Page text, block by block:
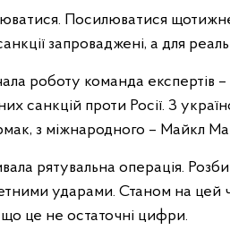
Посилюватися
запроваджені, а для
роботу команда експертів
санкцій проти Росії. З
з міжнародного – Майкл
рятувальна операція.
ударами. Станом на цей
це не остаточні цифри.